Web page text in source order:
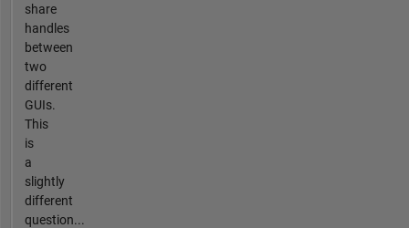
share
handles
between
two
different
GUIs.
This
is
a
slightly
different
question...